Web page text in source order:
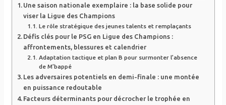
Une saison nationale exemplaire : la base solide pour
viser la Ligue des Champions
Le rôle stratégique des jeunes talents et remplaçants
Défis clés pour le PSG en Ligue des Champions :
affrontements, blessures et calendrier
Adaptation tactique et plan B pour surmonter l’absence
de M’bappé
Les adversaires potentiels en demi-finale : une montée
en puissance redoutable
Facteurs déterminants pour décrocher le trophée en